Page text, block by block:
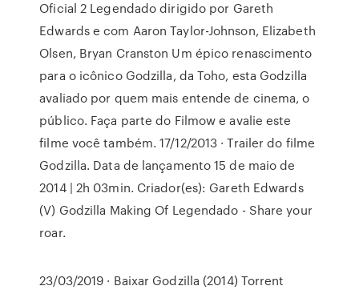
Oficial 2 Legendado dirigido por Gareth
Edwards e com Aaron Taylor-Johnson, Elizabeth
Olsen, Bryan Cranston Um épico renascimento
para o icônico Godzilla, da Toho, esta Godzilla
avaliado por quem mais entende de cinema, o
público. Faça parte do Filmow e avalie este
filme você também. 17/12/2013 · Trailer do filme
Godzilla. Data de lançamento 15 de maio de
2014 | 2h 03min. Criador(es): Gareth Edwards
(V) Godzilla Making Of Legendado - Share your
roar.
23/03/2019 · Baixar Godzilla (2014) Torrent